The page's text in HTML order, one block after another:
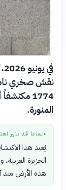
في
نقش صخري
1774
المنورة.
لماذا قد يثير
يُعيد هذا
الجزيرة
هذه الأرض منذ